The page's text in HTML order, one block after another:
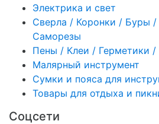
Электрика и свет
Сверла / Коронки / Буры
Саморезы
Пены / Клеи / Герметики /
Малярный инструмент
Сумки и пояса для
Товары для отдыха и
Соцсети